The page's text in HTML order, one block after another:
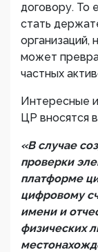
договору. То
стать
может
частных
Интересные
ЦР вносятся
«В случае
проверки
платформе
цифровому
имени и
физических